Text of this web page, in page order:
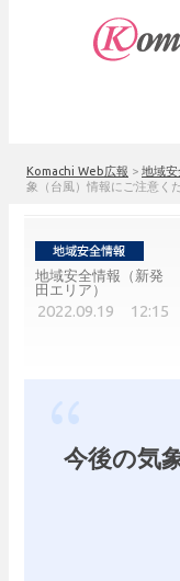
Komachi Web広報 > 地域安
象（台風）情報にご注意く
地域安全情報（新発
田エリア）
2022.09.19 12:15
今後の気